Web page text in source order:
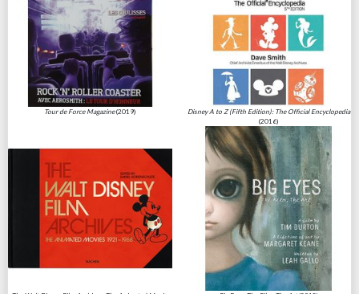
Tour de Force Magazine(2019)
Disney A to Z (Fifth Edition): The Official Encyclopedia
(2016)